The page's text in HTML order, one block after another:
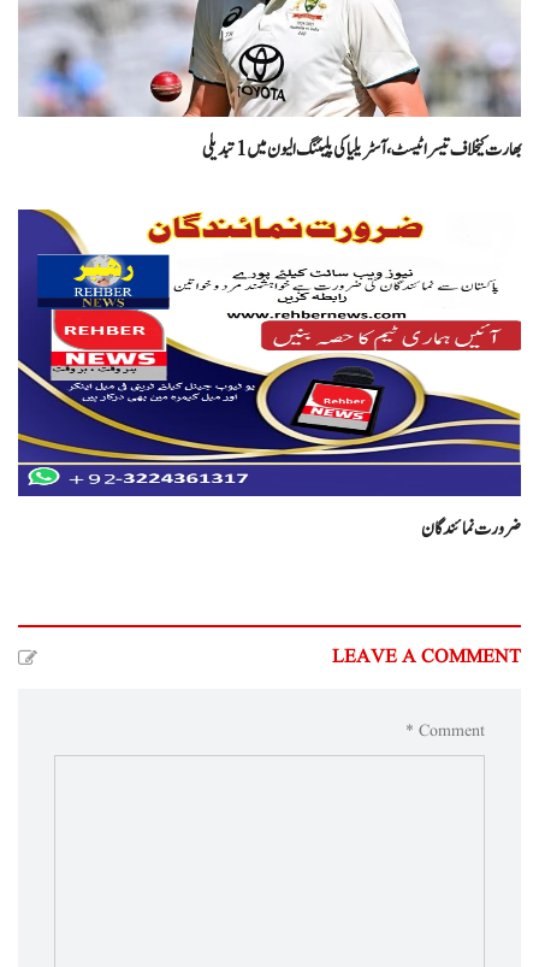
بھارت کیخلاف تیسرا ٹیسٹ، آسٹریلیا کی پلیئنگ الیون میں 1 تبدیلی
ضرورت نما ئندگان
LEAVE A COMMENT
Comment *